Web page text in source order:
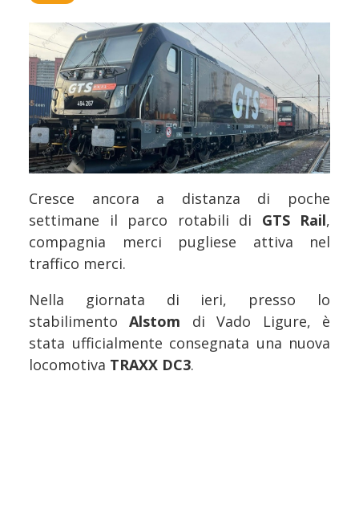
Cresce ancora a distanza di poche
settimane il parco rotabili di GTS Rail,
compagnia merci pugliese attiva nel
traffico merci.
Nella giornata di ieri, presso lo
stabilimentoAlstom di Vado Ligure, è
stata ufficialmente consegnata una nuova
locomotiva TRAXX DC3.